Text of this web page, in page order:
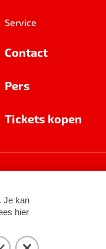
Service
Contact
Pers
Tickets kopen